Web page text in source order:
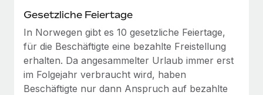
Wie Phiture 55 Mitarbeiter:innen in 19 Ländern
mit Remote verwaltet
Phiture ist der unumstrittene Marktführer im Bereich der
Wachstumsberatung für mobile Apps. Das...
Gesetzliche Feiertage
In Norwegen gibt es 10 gesetzliche Feiertage,
für die Beschäftigte eine bezahlte Freistellung
erhalten. Da angesammelter Urlaub immer erst
im Folgejahr verbraucht wird, haben
Beschäftigte nur dann Anspruch auf bezahlte